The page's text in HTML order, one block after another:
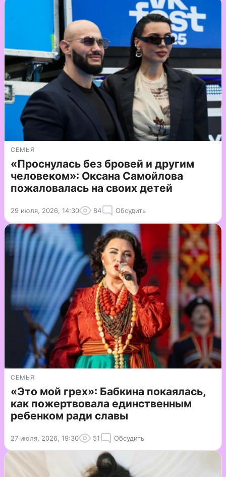
СЕМЬЯ
«Проснулась без бровей и другим
человеком»: Оксана Самойлова
пожаловалась на своих детей
29 июля, 2026, 14:30 84 Обсудить
СЕМЬЯ
«Это мой грех»: Бабкина покаялась,
как пожертвовала единственным
ребенком ради славы
27 июля, 2026, 19:30 51 Обсудить